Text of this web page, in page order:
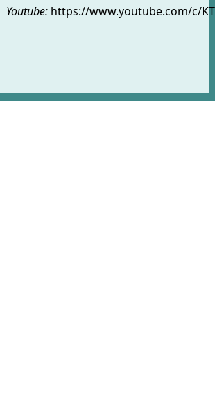
Youtube: https://www.youtube.com/c/